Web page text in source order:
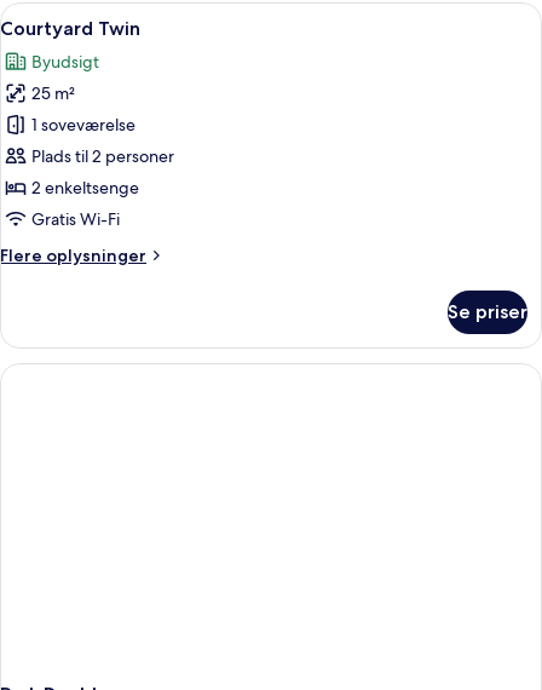
Indlæs
alle
billeder
af
Courtyard
Twin
Courtyard Twin | Premium-
1
Courtyard Twin
Byudsigt
25 m²
1 soveværelse
Plads til 2 personer
2 enkeltsenge
Gratis Wi-Fi
Flere oplysninger
Flere
Twin
Se priser